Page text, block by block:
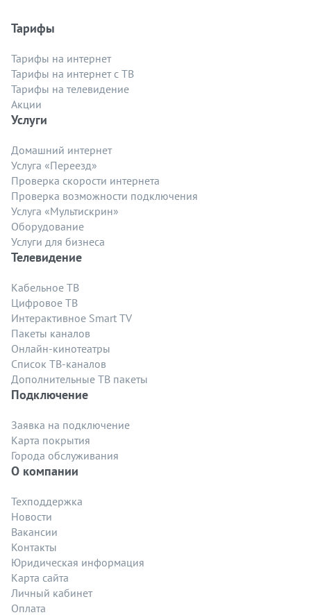
Тарифы
Тарифы на интернет
Тарифы на интернет с ТВ
Тарифы на телевидение
Акции
Услуги
Домашний интернет
Услуга «Переезд»
Проверка скорости интернета
Проверка возможности подключения
Услуга «Мультискрин»
Оборудование
Услуги для бизнеса
Телевидение
Кабельное ТВ
Цифровое ТВ
Интерактивное Smart TV
Пакеты каналов
Онлайн-кинотеатры
Список ТВ-каналов
Дополнительные ТВ пакеты
Подключение
Заявка на подключение
Карта покрытия
Города обслуживания
О компании
Техподдержка
Новости
Вакансии
Контакты
Юридическая информация
Карта сайта
Личный кабинет
Оплата